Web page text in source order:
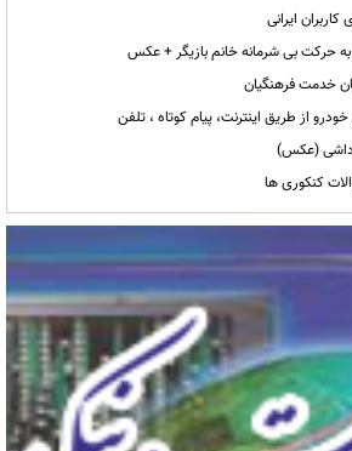
حرکت بی شرمانه خانم بازیگر + عکس
از طریق اینترنت، پیام کوتاه ، تلفن
(عکس)
کنکوری ها